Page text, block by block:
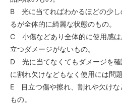
B 光に当てればわかるほどの少し
るが全体的に綺麗な状態のもの。
C 小傷などあり全体的に使用感は
立つダメージがないもの。
D 光に当てなくてもダメージを
に割れ欠けなどもなく使用には問題
E 目立つ傷や擦れ、割れや欠けな
もの。